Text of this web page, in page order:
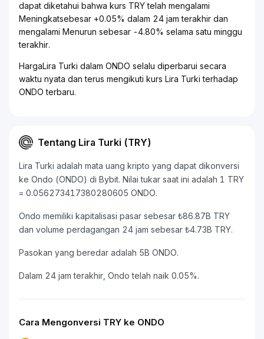
dapat diketahui bahwa kurs TRY telah mengalami
Meningkatsebesar +0.05% dalam 24 jam terakhir dan
mengalami Menurun sebesar -4.80% selama satu minggu
terakhir.
HargaLira Turki dalam ONDO selalu diperbarui secara
waktu nyata dan terus mengikuti kurs Lira Turki terhadap
ONDO terbaru.
Tentang Lira Turki (TRY)
Lira Turki adalah mata uang kripto yang dapat dikonversi
ke Ondo (ONDO) di Bybit. Nilai tukar saat ini adalah 1 TRY
= 0.056273417380280605 ONDO.
Ondo memiliki kapitalisasi pasar sebesar ₺86.87B TRY
dan volume perdagangan 24 jam sebesar ₺4.73B TRY.
Pasokan yang beredar adalah 5B ONDO.
Dalam 24 jam terakhir, Ondo telah naik 0.05%.
Cara Mengonversi TRY ke ONDO